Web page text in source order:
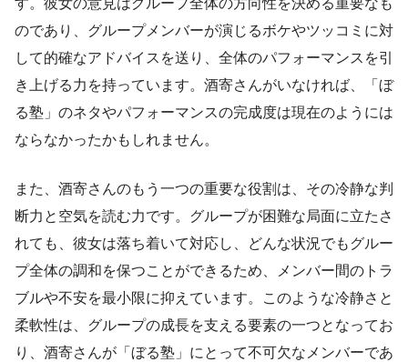
のであり、グループメンバーが演じるボケやツッコミに対
して的確なアドバイスを送り、全体のパフォーマンスを引
き上げる力を持っています。酒寄さんがいなければ、「ぼ
る塾」のネタやパフォーマンスの完成度は現在のようには
ならなかったかもしれません。
また、酒寄さんのもう一つの重要な役割は、その冷静な判
断力と空気を読む力です。グループが困難な局面に立たさ
れても、彼女は落ち着いて対応し、どんな状況でもグルー
プ全体の調和を保つことができるため、メンバー間のトラ
ブルや不安を最小限に抑えています。このような冷静さと
柔軟性は、グループの成長を支える要素の一つとなってお
り、酒寄さんが「ぼる塾」にとって不可欠なメンバーであ